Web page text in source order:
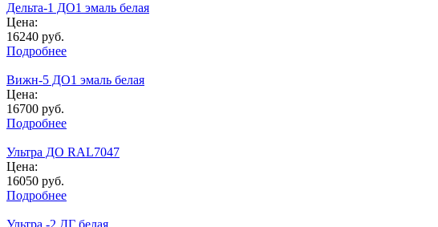
Дельта-1 ДО1 эмаль белая
Цена:
16240 руб.
Подробнее
Вижн-5 ДО1 эмаль белая
Цена:
16700 руб.
Подробнее
Ультра ДО RAL7047
Цена:
16050 руб.
Подробнее